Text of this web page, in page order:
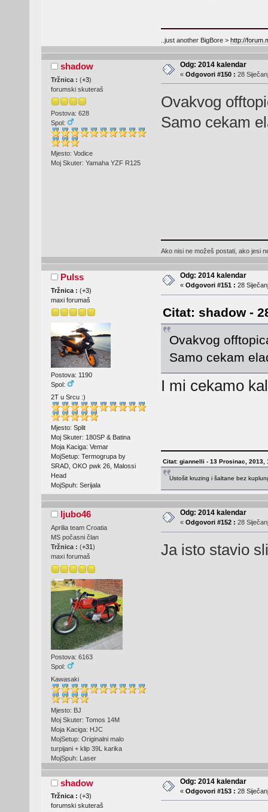
..just another BigBore > http://
shadow
Tržnica : (+3)
forumski skuteraš
Postova: 628
Spol:
Mjesto: Vodice
Moj Skuter: Yamaha YZF R125
Odg: 2014 kalendar
« Odgovori #150 : 28
Ovakvog
Samo cekam
Ako nisi ne možeš postati, ako jesi
Pulss
Tržnica : (+3)
maxi forumaš
Postova: 1190
Spol:
2T u Srcu :)
Mjesto: Split
Moj Skuter: 180SP & Batina
Moja Kaciga: Vemar
MojSetup: Termogrupa by
SRAD, OKO pwk 26, Malossi
Head
MojSpuh: Serijala
Odg: 2014 kalendar
« Odgovori #151 : 28
Citat: shadow -
Ovakvog
Samo cekam
I mi cekamo
Citat: giannelli - 13 Prosinac, 2013,
Ustošit kruzing i šaltane bez
ljubo46
Aprilia team Croatia
MS počasni član
Tržnica : (+31)
maxi forumaš
Postova: 6163
Spol:
Kawasaki
Mjesto: BJ
Moj Skuter: Tomos 14M
Moja Kaciga: HJC
MojSetup: Originalni malo
turpijani + klip 39L karika
MojSpuh: Laser
Odg: 2014 kalendar
« Odgovori #152 : 28
Ja isto stavio
shadow
Tržnica : (+3)
forumski skuteraš
Odg: 2014 kalendar
« Odgovori #153 : 28